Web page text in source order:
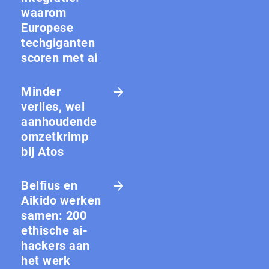
waarom
Europese
techgiganten
scoren met ai
Minder
verlies, wel
aanhoudende
omzetkrimp
bij Atos
Belfius en
Aikido werken
samen: 200
ethische ai-
hackers aan
het werk